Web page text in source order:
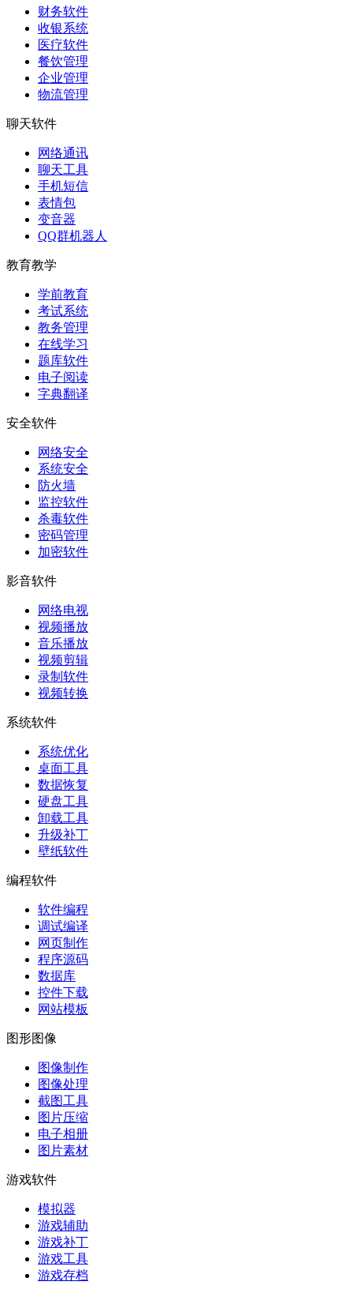
财务软件
收银系统
医疗软件
餐饮管理
企业管理
物流管理
聊天软件
网络通讯
聊天工具
手机短信
表情包
变音器
QQ群机器人
教育教学
学前教育
考试系统
教务管理
在线学习
题库软件
电子阅读
字典翻译
安全软件
网络安全
系统安全
防火墙
监控软件
杀毒软件
密码管理
加密软件
影音软件
网络电视
视频播放
音乐播放
视频剪辑
录制软件
视频转换
系统软件
系统优化
桌面工具
数据恢复
硬盘工具
卸载工具
升级补丁
壁纸软件
编程软件
软件编程
调试编译
网页制作
程序源码
数据库
控件下载
网站模板
图形图像
图像制作
图像处理
截图工具
图片压缩
电子相册
图片素材
游戏软件
模拟器
游戏辅助
游戏补丁
游戏工具
游戏存档